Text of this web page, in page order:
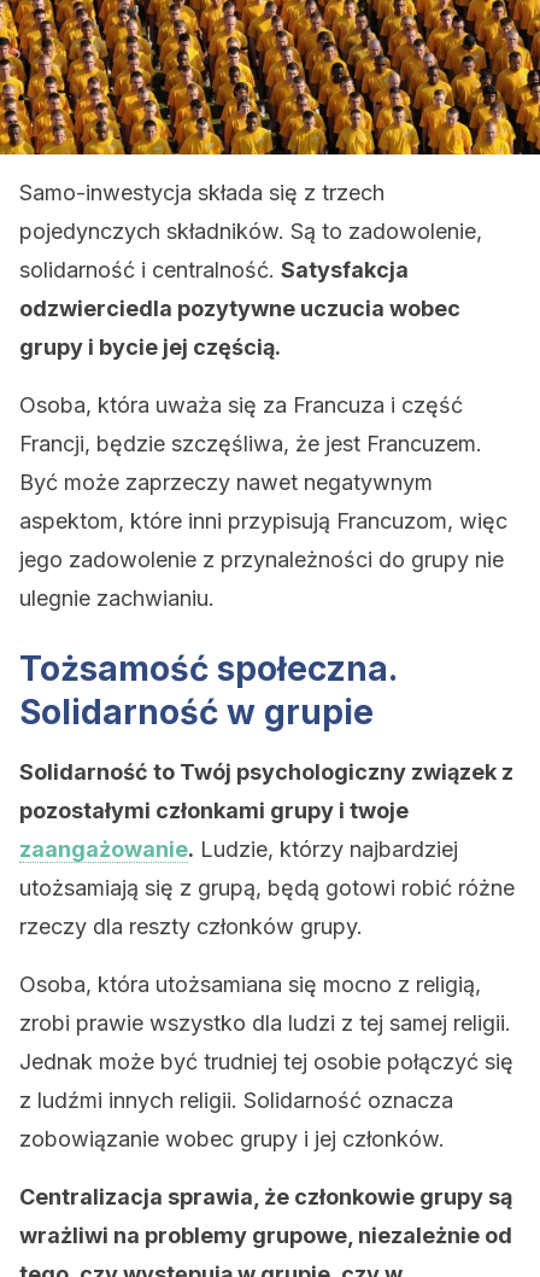
Samo-inwestycja składa się z trzech
pojedynczych składników. Są to zadowolenie,
solidarność i centralność. Satysfakcja
odzwierciedla pozytywne uczucia wobec
grupy i bycie jej częścią.
Osoba, która uważa się za Francuza i część
Francji, będzie szczęśliwa, że ​​jest Francuzem.
Być może zaprzeczy nawet negatywnym
aspektom, które inni przypisują Francuzom, więc
jego zadowolenie z przynależności do grupy nie
ulegnie zachwianiu.
Tożsamość społeczna.
Solidarność w grupie
Solidarność to Twój psychologiczny związek z
pozostałymi członkami grupy i twoje
zaangażowanie. Ludzie, którzy najbardziej
utożsamiają się z grupą, będą gotowi robić różne
rzeczy dla reszty członków grupy.
Osoba, która utożsamiana się mocno z religią,
zrobi prawie wszystko dla ludzi z tej samej religii.
Jednak może być trudniej tej osobie połączyć się
z ludźmi innych religii. Solidarność oznacza
zobowiązanie wobec grupy i jej członków.
Centralizacja sprawia, że ​​członkowie grupy są
wrażliwi na problemy grupowe, niezależnie od